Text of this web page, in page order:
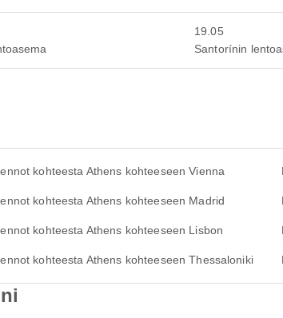
19.05
Santorínin
kohteesta Athens kohteeseen Vienna
kohteesta Athens kohteeseen Madrid
kohteesta Athens kohteeseen Lisbon
kohteesta Athens kohteeseen Thessaloniki